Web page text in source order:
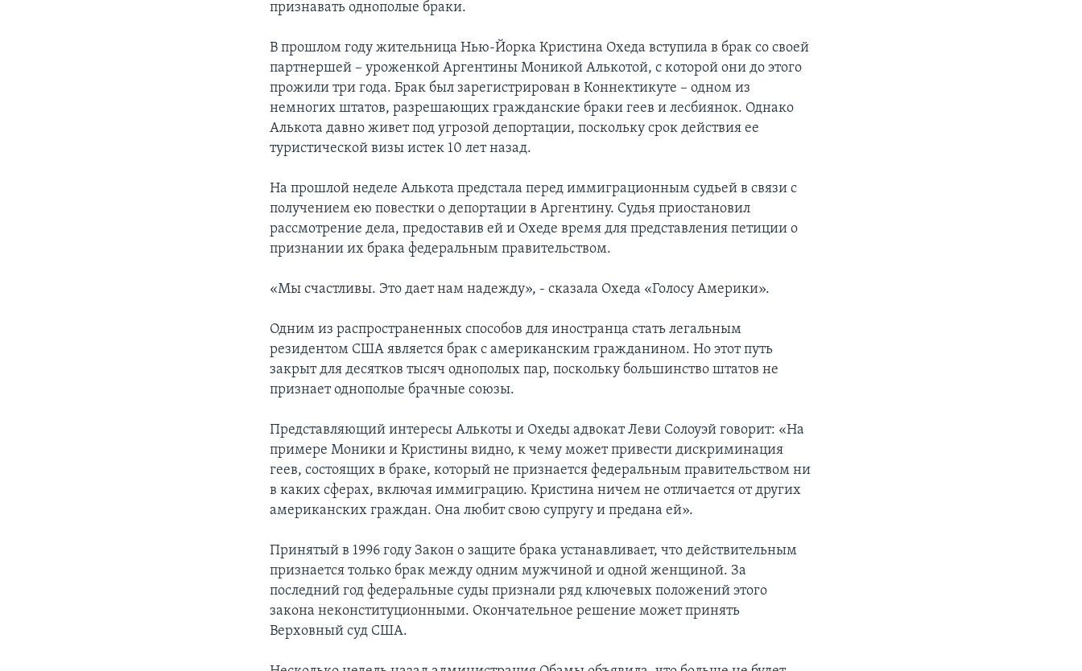
признавать однополые браки.
В прошлом году жительница Нью-Йорка Кристина Охеда вступила в брак со своей
партнершей – уроженкой Аргентины Моникой Алькотой, с которой они до этого
прожили три года. Брак был зарегистрирован в Коннектикуте – одном из
немногих штатов, разрешающих гражданские браки геев и лесбиянок. Однако
Алькота давно живет под угрозой депортации, поскольку срок действия ее
туристической визы истек 10 лет назад.
На прошлой неделе Алькота предстала перед иммиграционным судьей в связи с
получением ею повестки о депортации в Аргентину. Судья приостановил
рассмотрение дела, предоставив ей и Охеде время для представления петиции о
признании их брака федеральным правительством.
«Мы счастливы. Это дает нам надежду», - сказала Охеда «Голосу Америки».
Одним из распространенных способов для иностранца стать легальным
резидентом США является брак с американским гражданином. Но этот путь
закрыт для десятков тысяч однополых пар, поскольку большинство штатов не
признает однополые брачные союзы.
Представляющий интересы Алькоты и Охеды адвокат Леви Солоуэй говорит: «На
примере Моники и Кристины видно, к чему может привести дискриминация
геев, состоящих в браке, который не признается федеральным правительством ни
в каких сферах, включая иммиграцию. Кристина ничем не отличается от других
американских граждан. Она любит свою супругу и предана ей».
Принятый в 1996 году Закон о защите брака устанавливает, что действительным
признается только брак между одним мужчиной и одной женщиной. За
последний год федеральные суды признали ряд ключевых положений этого
закона неконституционными. Окончательное решение может принять
Верховный суд США.